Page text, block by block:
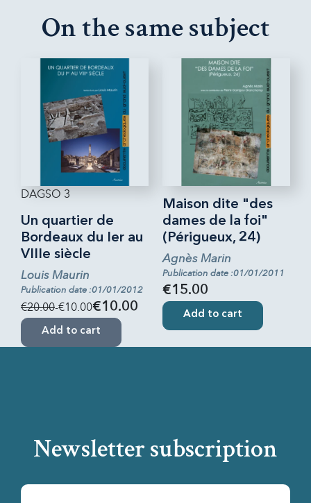
On the same subject
DAGSO 3
Un quartier de
Bordeaux du Ier au
VIIIe siècle
Louis Maurin
Publication date :01/01/2012
€20.00-€10.00€10.00
Add to cart
Maison dite "des
dames de la foi"
(Périgueux, 24)
Agnès Marin
Publication date :01/01/2011
€15.00
Add to cart
Newsletter subscription